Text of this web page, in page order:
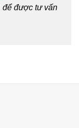
để được tư vấn